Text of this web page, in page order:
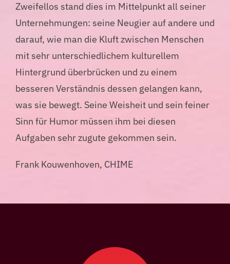
Zweifellos stand dies im Mittelpunkt all seiner
Unternehmungen: seine Neugier auf andere und
darauf, wie man die Kluft zwischen Menschen
mit sehr unterschiedlichem kulturellem
Hintergrund überbrücken und zu einem
besseren Verständnis dessen gelangen kann,
was sie bewegt. Seine Weisheit und sein feiner
Sinn für Humor müssen ihm bei diesen
Aufgaben sehr zugute gekommen sein.
Frank Kouwenhoven, CHIME